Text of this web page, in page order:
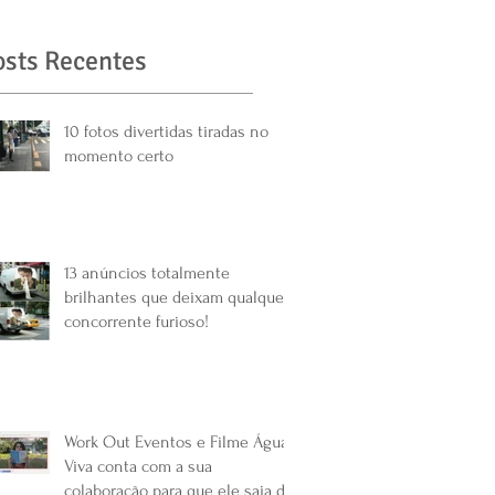
Recentes
10 fotos divertidas tiradas no
momento certo
13 anúncios totalmente
brilhantes que deixam qualquer
concorrente furioso!
Work Out Eventos e Filme Água
Viva conta com a sua
colaboração para que ele saia do